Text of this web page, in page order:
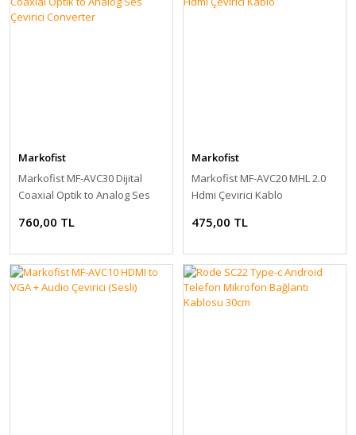
Markofist
Markofist MF-AVC30 Dijital
Coaxial Optik to Analog Ses
760,00 TL
Markofist
Markofist MF-AVC20 MHL 2.0
Hdmi Çevirici Kablo
475,00 TL